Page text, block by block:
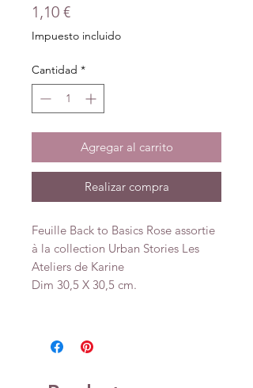
1,10 €Precio
Impuesto incluido
Cantidad *
Agregar al carrito
Realizar compra
Feuille Back to Basics Rose assortie
à la collection Urban Stories Les
Ateliers de Karine
Dim 30,5 X 30,5 cm.